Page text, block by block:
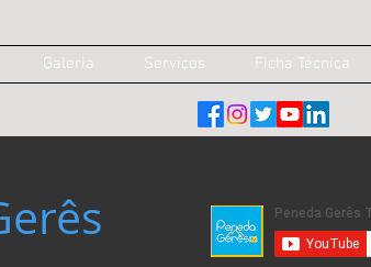
Galeria Serviços Ficha Técnica